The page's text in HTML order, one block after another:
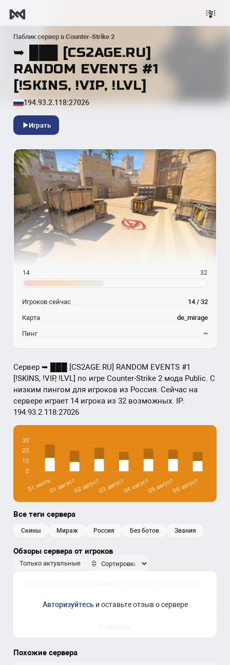
Паблик сервер в Counter-Strike 2
➥ ███ [CS2AGE.RU]
RANDOM EVENTS #1
[!SKINS, !VIP, !LVL]
194.93.2.118:27026
Играть
Сервер ➥ ███ [CS2AGE.RU] RANDOM EVENTS #1
[!SKINS, !VIP, !LVL] по игре Counter-Strike 2 мода Public. С
низким пингом для игроков из Россия. Сейчас на
сервере играет 14 игрока из 32 возможных. IP:
194.93.2.118:27026
Все теги сервера
скины мираж россия без ботов звания
Обзоры сервера от игроков
Только актуальные
Авторизуйтесьи оставьте отзыв о сервере
Похожие сервера
14 32
Игроков сейчас 14 / 32
Карта de_mirage
Пинг ~